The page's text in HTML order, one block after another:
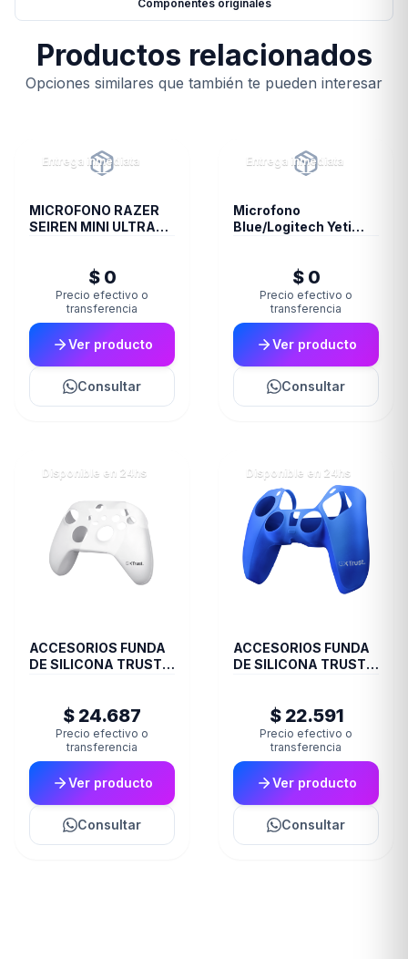
Componentes originales
Productos relacionados
Opciones similares que también te pueden interesar
Entrega inmediata
MICROFONO RAZER
SEIREN MINI ULTRA
$ 0
Precio efectivo o
transferencia
Ver producto
Consultar
Entrega inmediata
Microfono
Blue/Logitech Yeti
$ 0
Precio efectivo o
transferencia
Ver producto
Consultar
Disponible en 24hs
ACCESORIOS FUNDA
DE SILICONA TRUST
$ 24.687
Precio efectivo o
transferencia
Ver producto
Consultar
Disponible en 24hs
ACCESORIOS FUNDA
DE SILICONA TRUST
$ 22.591
Precio efectivo o
transferencia
Ver producto
Consultar